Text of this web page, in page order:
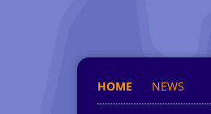
HOME NEWS